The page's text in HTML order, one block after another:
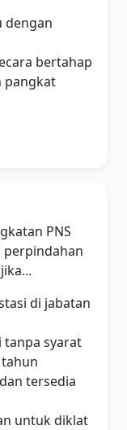
dengan
bertahap
pangkat
PNS
di jabatan
tanpa syarat
tersedia
untuk diklat